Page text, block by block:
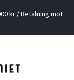
kr / Betalning mot